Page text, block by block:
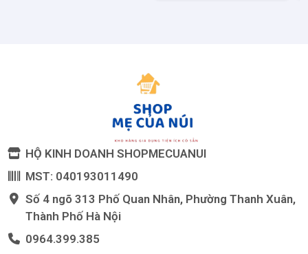
HỘ KINH DOANH SHOPMECUANUI
MST: 040193011490
Số 4 ngõ 313 Phố Quan Nhân, Phường Thanh Xuân,
Thành Phố Hà Nội
0964.399.385